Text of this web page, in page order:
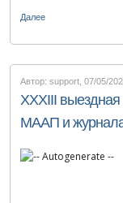
Далее
Автор: support 07/05/
XXXIII
МААП и